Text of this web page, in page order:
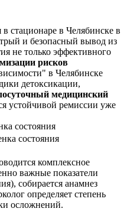
стационаре в Челябинске в
и безопасный вывод из
не только эффективного
рисков
в Челябинске
детоксикации,
медицинский
устойчивой ремиссии уже
состояния
комплексное
важные показатели
собирается анамнез
определяет степень
осложнений.